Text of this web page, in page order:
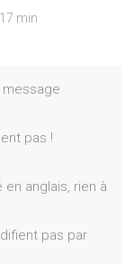
min
message
pas !
en anglais, rien à
pas par